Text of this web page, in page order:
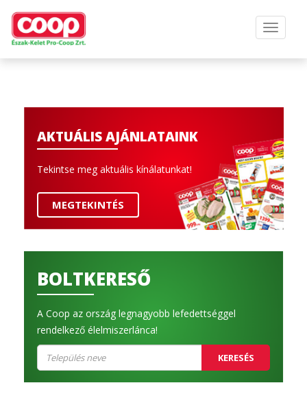
AKTUÁLIS AJÁNLATAINK
Tekintse meg aktuális kínálatunkat!
MEGTEKINTÉS
BOLTKERESŐ
A Coop az ország legnagyobb lefedettséggel
rendelkező élelmiszerlánca!
KERESÉS